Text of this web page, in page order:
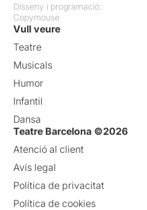
Disseny i programació:
Copymouse
Vull veure
Teatre
Musicals
Humor
Infantil
Dansa
Teatre Barcelona ©2026
Atenció al client
Avís legal
Política de privacitat
Política de cookies